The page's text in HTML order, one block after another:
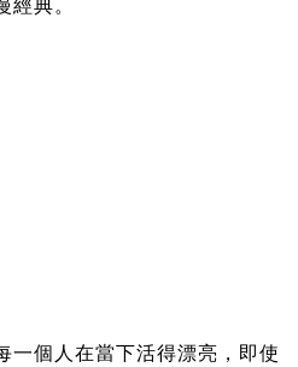
典。
一個人在當下活得漂亮，即使